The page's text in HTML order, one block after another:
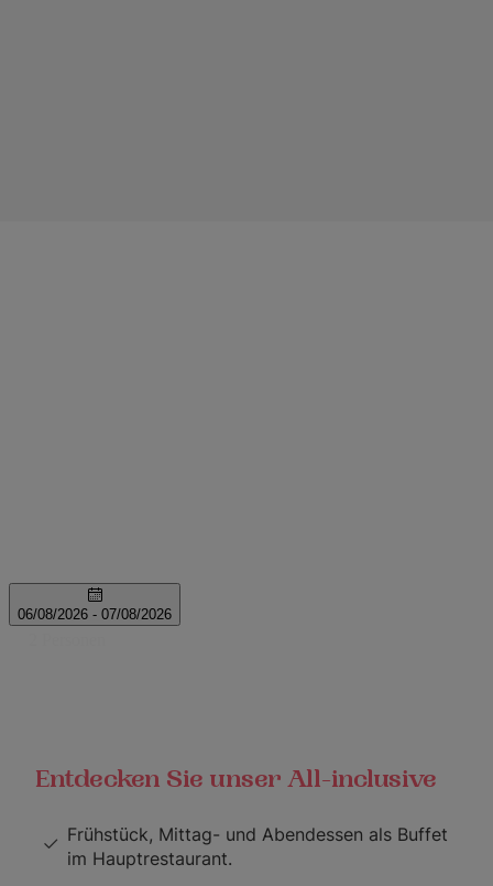
Entdecken Sie unser All-inclusive
Frühstück, Mittag- und Abendessen als Buffet
im Hauptrestaurant.